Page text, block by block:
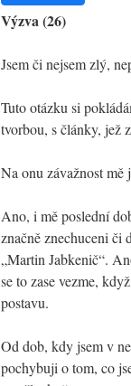
Výzva (26)
Jsem či nejsem zlý,
Tuto otázku si
tvorbou, s články, jež
Na onu závažnost
Ano, i mě poslední
značně znechuceni či
„Martin Jabkenič“.
se to zase vezme,
postavu.
Od dob, kdy jsem v
pochybuji o tom, co